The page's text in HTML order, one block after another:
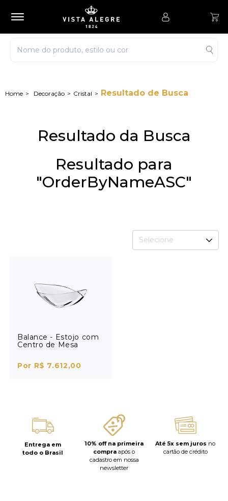
Decoração Cristal Resultado de Busca
Resultado da Busca
Resultado para
"OrderByNameASC"
Selecione
Balance - Estojo com
Centro de Mesa
Por R$ 7.612,00
Entrega em
todo o Brasil
10% off na primeira
compra após o
cadastro em nossa
newsletter
Até 5x sem juros no
cartão de crédito